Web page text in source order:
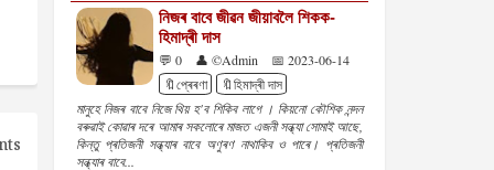
নিজৰ বাবে জীৱন জীয়াবলৈ শিকক-
হিমাদ্ৰী দাস
💬 0 👤 ©Admin
📅 2023-06-14
🔖প্ৰেৰণা
🔖হিমাদ্ৰী দাস
মানুহে নিজৰ বাবে নিজে থিয় হ'ব শিকিব লাগে । কিয়নো কৌশিক নন্দন
বৰুৱাই ‌কোৱাৰ দৰে আমাৰ সকলোৰে মাজত এজনী সন্ধ্যা সোমাই আছে,
কিন্তু প্ৰতিজনী সন্ধ্যাৰ বাবে অণুৰণ নাথাকিব ও পাৰে। প্ৰতিজনী
সন্ধ্যাৰ বাবে...